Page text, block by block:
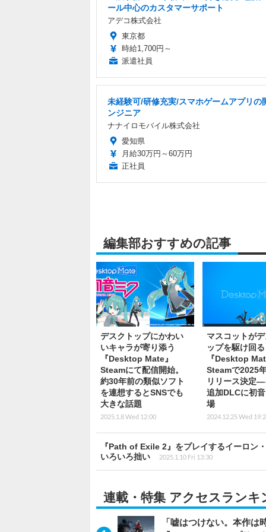
ール中心のカスタマーサポート
アデコ株式会社
東京都
時給1,700円～
派遣社員
未経験可/研修充実/スマホゲームアプリの
ンジニア
ナナイロモバイル株式会社
愛知県
月給30万円～60万円
正社員
編集部おすすめの記事
デスクトップにかわい
いキャラが寄り添う
『Desktop Mate』
Steamにて配信開始。
約30年前の類似ソフト
を連想するとSNSでも
大きな話題
2025.1.8 Wed 12:00
マスコットが
ップを駆け回る
『Desktop
Steamで2025
リリース決定―
追加DLCに初
場
2024.12.25 Wed
『Path of Exile 2』をプレイするイーロン
いろいろ拙い
2025.1.10 Fri 13:30
連載・特集 アクセスランキ
「嘘はつけない。本作